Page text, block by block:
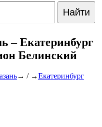
– Екатеринбург
Белинский
→ / →Екатеринбург